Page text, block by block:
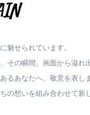
魅せられています。
その瞬間、画面から溢れ
るあなたへ、敬意を表し
の想いを組み合わせて新